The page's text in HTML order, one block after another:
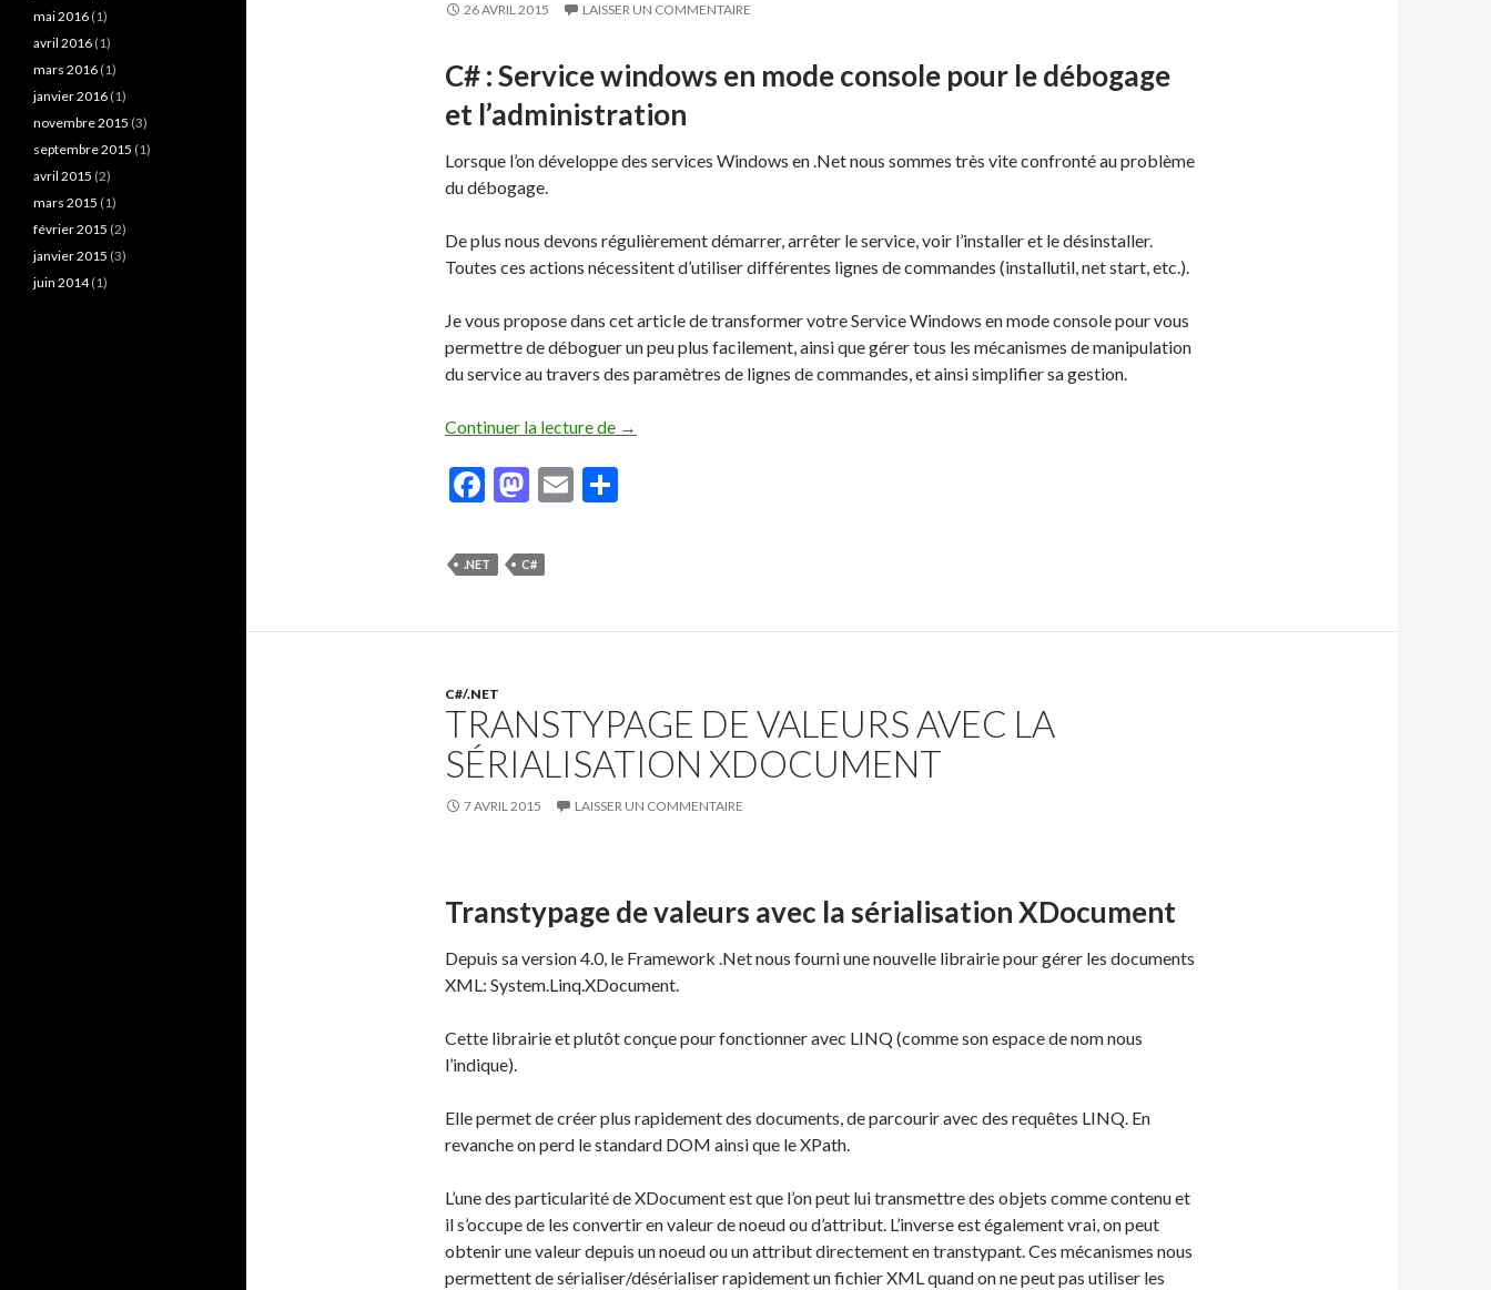
26 AVRIL 2015 LAISSER UN COMMENTAIRE
C# : Service windows en mode console pour le débogage
et l’administration
Lorsque l’on développe des services Windows en .Net nous sommes très vite confronté au problème
du débogage.
De plus nous devons régulièrement démarrer, arrêter le service, voir l’installer et le désinstaller.
Toutes ces actions nécessitent d’utiliser différentes lignes de commandes (installutil, net start, etc.).
Je vous propose dans cet article de transformer votre Service Windows en mode console pour vous
permettre de déboguer un peu plus facilement, ainsi que gérer tous les mécanismes de manipulation
du service au travers des paramètres de lignes de commandes, et ainsi simplifier sa gestion.
Continuer la lecture de C# : Service windows en mode console pour le débogage et l’administration
→
F
e
b
o
k
M
to
d
o
E
er
.NET C#
C#/.NET
TRANSTYPAGE DE VALEURS AVEC LA
SÉRIALISATION XDOCUMENT
7 AVRIL 2015 LAISSER UN COMMENTAIRE
Transtypage de valeurs avec la sérialisation XDocument
Depuis sa version 4.0, le Framework .Net nous fourni une nouvelle librairie pour gérer les documents
XML: System.Linq.XDocument.
Cette librairie et plutôt conçue pour fonctionner avec LINQ (comme son espace de nom nous
l’indique).
Elle permet de créer plus rapidement des documents, de parcourir avec des requêtes LINQ. En
revanche on perd le standard DOM ainsi que le XPath.
L’une des particularité de XDocument est que l’on peut lui transmettre des objets comme contenu et
il s’occupe de les convertir en valeur de noeud ou d’attribut. L’inverse est également vrai, on peut
obtenir une valeur depuis un noeud ou un attribut directement en transtypant. Ces mécanismes nous
permettent de sérialiser/désérialiser rapidement un fichier XML quand on ne peut pas utiliser les
mai 2016 (1)
avril 2016 (1)
mars 2016 (1)
janvier 2016 (1)
novembre 2015 (3)
septembre 2015 (1)
avril 2015 (2)
mars 2015 (1)
février 2015 (2)
janvier 2015 (3)
juin 2014(1)